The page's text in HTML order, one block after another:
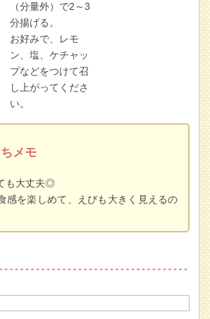
（分量外）で2～3
分揚げる。
お好みで、レモ
ン、塩、ケチャッ
プなどをつけて召
し上がってくださ
い。
メモ
も大丈夫◎
感を楽しめて、えびも大きく見えるの